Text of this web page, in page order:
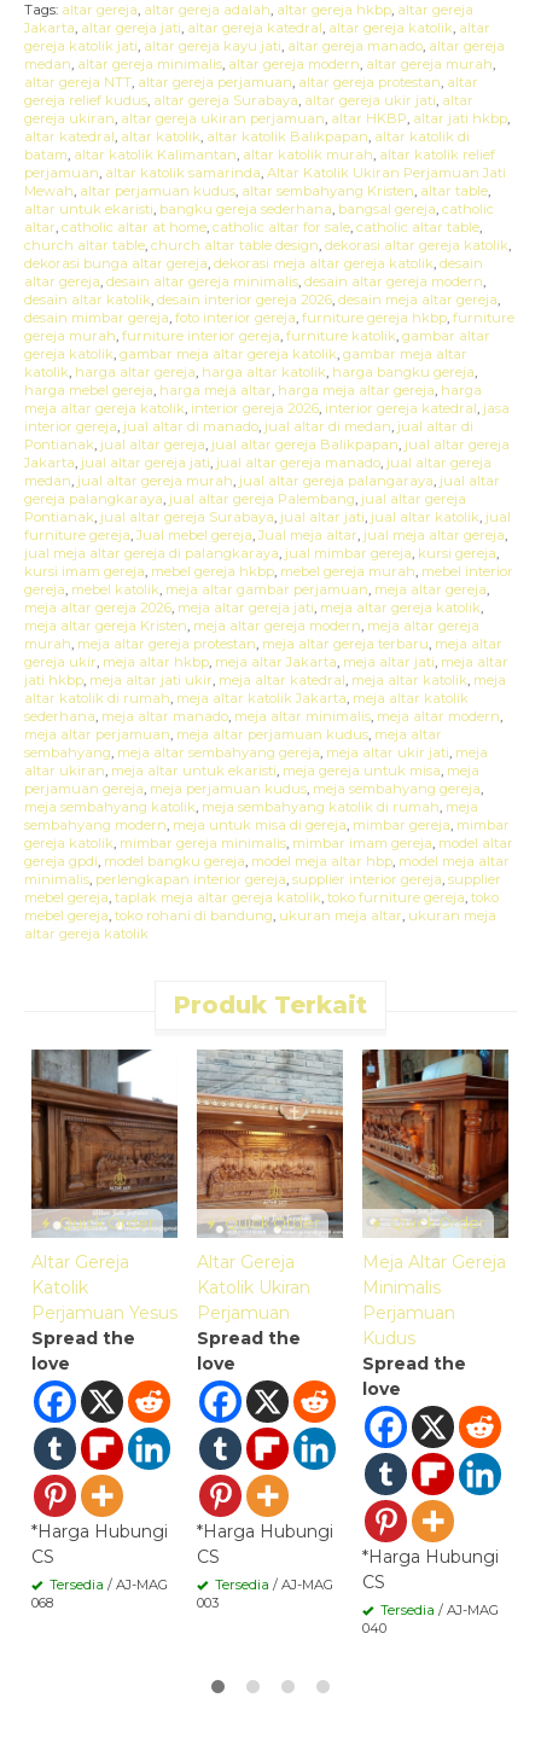
Tags: altar gereja, altar gereja adalah, altar gereja hkbp, altar gereja
Jakarta, altar gereja jati, altar gereja katedral, altar gereja katolik, altar
gereja katolik jati, altar gereja kayu jati, altar gereja manado, altar gereja
medan, altar gereja minimalis, altar gereja modern, altar gereja murah,
altar gereja NTT, altar gereja perjamuan, altar gereja protestan, altar
gereja relief kudus, altar gereja Surabaya, altar gereja ukir jati, altar
gereja ukiran, altar gereja ukiran perjamuan, altar HKBP, altar jati hkbp,
altar katedral, altar katolik, altar katolik Balikpapan, altar katolik di
batam, altar katolik Kalimantan, altar katolik murah, altar katolik relief
perjamuan, altar katolik samarinda, Altar Katolik Ukiran Perjamuan Jati
Mewah, altar perjamuan kudus, altar sembahyang Kristen, altar table,
altar untuk ekaristi, bangku gereja sederhana, bangsal gereja, catholic
altar, catholic altar at home, catholic altar for sale, catholic altar table,
church altar table, church altar table design, dekorasi altar gereja katolik,
dekorasi bunga altar gereja, dekorasi meja altar gereja katolik, desain
altar gereja, desain altar gereja minimalis, desain altar gereja modern,
desain altar katolik, desain interior gereja 2026, desain meja altar gereja,
desain mimbar gereja, foto interior gereja, furniture gereja hkbp, furniture
gereja murah, furniture interior gereja, furniture katolik, gambar altar
gereja katolik, gambar meja altar gereja katolik, gambar meja altar
katolik, harga altar gereja, harga altar katolik, harga bangku gereja,
harga mebel gereja, harga meja altar, harga meja altar gereja, harga
meja altar gereja katolik, interior gereja 2026, interior gereja katedral, jasa
interior gereja, jual altar di manado, jual altar di medan, jual altar di
Pontianak, jual altar gereja, jual altar gereja Balikpapan, jual altar gereja
Jakarta, jual altar gereja jati, jual altar gereja manado, jual altar gereja
medan, jual altar gereja murah, jual altar gereja palangaraya, jual altar
gereja palangkaraya, jual altar gereja Palembang, jual altar gereja
Pontianak, jual altar gereja Surabaya, jual altar jati, jual altar katolik, jual
furniture gereja,Jual mebel gereja,Jual meja altar, jual meja altar gereja,
jual meja altar gereja di palangkaraya, jual mimbar gereja, kursi gereja,
kursi imam gereja, mebel gereja hkbp, mebel gereja murah, mebel interior
gereja, mebel katolik, meja altar gambar perjamuan, meja altar gereja,
meja altar gereja 2026, meja altar gereja jati, meja altar gereja katolik,
meja altar gereja Kristen, meja altar gereja modern, meja altar gereja
murah, meja altar gereja protestan, meja altar gereja terbaru, meja altar
gereja ukir, meja altar hkbp, meja altar Jakarta, meja altar jati, meja altar
jati hkbp, meja altar jati ukir, meja altar katedral, meja altar katolik, meja
altar katolik di rumah, meja altar katolik Jakarta, meja altar katolik
sederhana, meja altar manado, meja altar minimalis, meja altar modern,
meja altar perjamuan, meja altar perjamuan kudus, meja altar
sembahyang, meja altar sembahyang gereja, meja altar ukir jati, meja
altar ukiran, meja altar untuk ekaristi, meja gereja untuk misa, meja
perjamuan gereja, meja perjamuan kudus, meja sembahyang gereja,
meja sembahyang katolik, meja sembahyang katolik di rumah, meja
sembahyang modern, meja untuk misa di gereja, mimbar gereja, mimbar
gereja katolik, mimbar gereja minimalis, mimbar imam gereja, model altar
gereja gpdi, model bangku gereja, model meja altar hbp, model meja altar
minimalis, perlengkapan interior gereja, supplier interior gereja, supplier
mebel gereja, taplak meja altar gereja katolik, toko furniture gereja, toko
mebel gereja, toko rohani di bandung, ukuran meja altar, ukuran meja
altar gereja katolik
Produk Terkait
Quick Order
Altar Gereja
Katolik
Perjamuan Yesus
Spread the
love
*Harga Hubungi
CS
Tersedia / AJ-MAG
068
Quick Order
Altar Gereja
Katolik Ukiran
Perjamuan
Spread the
love
*Harga Hubungi
CS
Tersedia / AJ-MAG
003
Quick Order
Meja Altar Gereja
Minimalis
Perjamuan
Kudus
Spread the
love
*Harga Hubungi
CS
Tersedia / AJ-MAG
040